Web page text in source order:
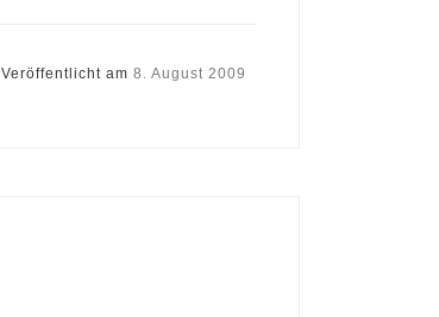
Veröffentlicht am 8. August 2009